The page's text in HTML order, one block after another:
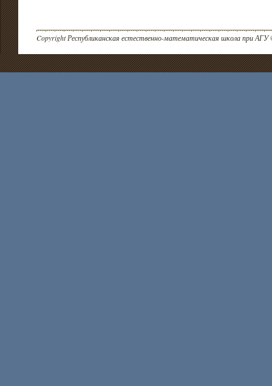
Copyright Республиканская естественно-математическая школа при АГУ